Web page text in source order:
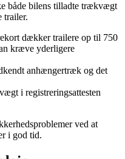
både bilens tilladte trækvægt
trailer.
dækker trailere op til 750
kræve yderligere
anhængertræk og det
i registreringsattesten
ved at
i god tid.